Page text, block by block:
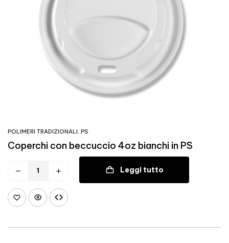
POLIMERI TRADIZIONALI, PS
Coperchi con beccuccio 4oz bianchi in PS
Leggi tutto